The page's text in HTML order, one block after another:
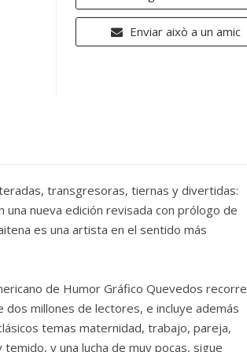
Enviar això a un amic
transgresoras, tiernas y divertidas:
nueva edición revisada con prólogo de
es una artista en el sentido más
de Humor Gráfico Quevedos recorre
dos millones de lectores, e incluye además
temas maternidad, trabajo, pareja,
y una lucha de muy pocas, sigue